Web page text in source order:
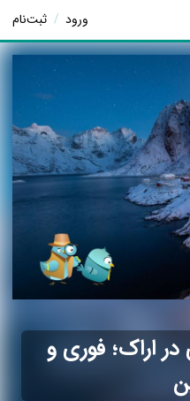
ورود / ثبت‌نام
اراک؛ فوری و